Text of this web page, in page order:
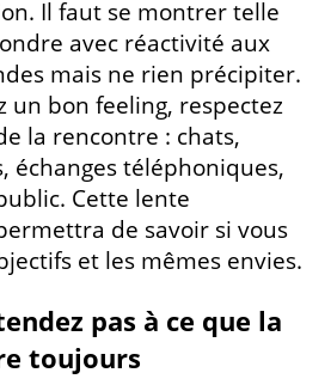
Il faut se montrer telle
avec réactivité aux
mais ne rien précipiter.
un bon feeling, respectez
la rencontre : chats,
échanges téléphoniques,
Cette lente
de savoir si vous
et les mêmes envies.
pas à ce que la
toujours